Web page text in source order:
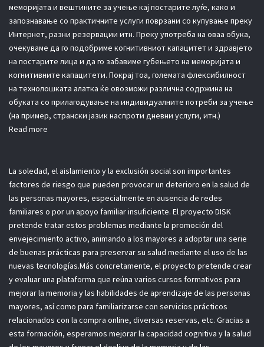
меморијата и вештините за учење кај постарите луѓе, како и
запознавање со практичните услуги поврзани со купување преку
Интернет, разни резервации итн. Преку употреба на оваа обука,
очекуваме да го подобриме когнитивниот капацитет и здравјето
на постарите лица и да го забавиме губењето на меморијата и
когнитивните капацитети. Покрај тоа, големата флексибилност
на технолошката алатка ќе овозможи различна содржина на
обуката со прилагодување на индивидуалните потреби за учење
(на пример, странски јазик наспроти дневни услуги, итн.)
Read more
La soledad, el aislamiento y la exclusión social son importantes
factores de riesgo que pueden provocar un deterioro en la salud de
las personas mayores, especialmente en ausencia de redes
familiares o por un apoyo familiar insuficiente. El proyecto DISK
pretende tratar estos problemas mediante la promoción del
envejecimiento activo, animando a los mayores a adoptar una serie
de buenas prácticas para preservar su salud mediante el uso de las
nuevas tecnologías.Más concretamente, el proyecto pretende crear
y evaluar una plataforma que reúna varios cursos formativos para
mejorar la memoria y las habilidades de aprendizaje de las personas
mayores, así como para familiarizarse con servicios prácticos
relacionados con la compra online, diversas reservas, etc. Gracias a
esta formación, esperamos mejorar la capacidad cognitiva y la salud